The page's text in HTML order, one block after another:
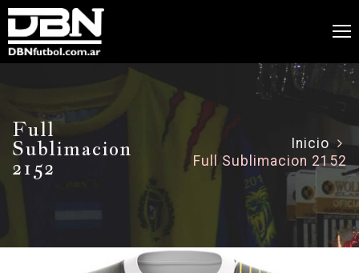
Full
Sublimacion
2152
Inicio
Full Sublimacion 2152